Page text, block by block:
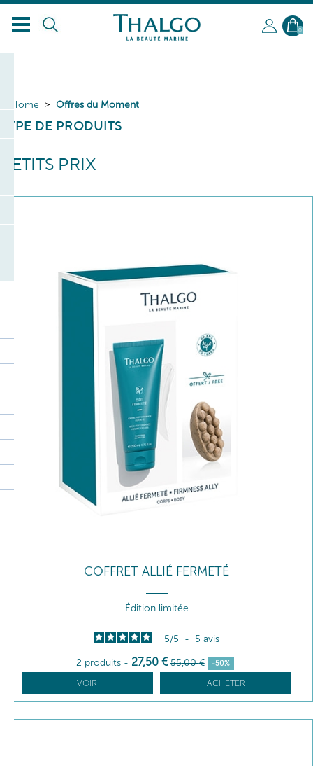
0
Home Offres du Moment
TYPE DE PRODUITS
PETITS PRIX
COFFRET ALLIÉ FERMETÉ
Édition limitée
5/5 - 5 avis
2 produits - 27,50 € 55,00 € -50%
VOIR ACHETER